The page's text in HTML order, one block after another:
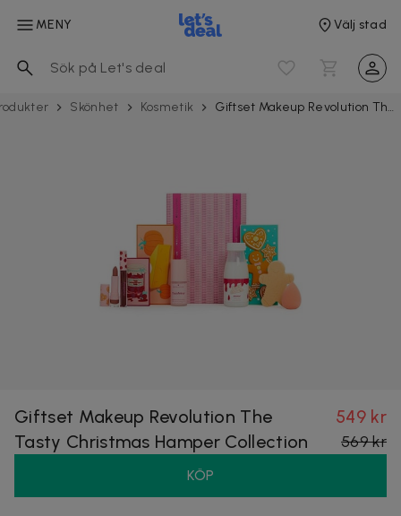
MENY Välj stad
Skönhet Kosmetik Giftset Makeup Revolution The Tasty Christmas Hamper Collection
Giftset Makeup Revolution The
Tasty Christmas Hamper Collection
549 kr
569 kr
KÖP